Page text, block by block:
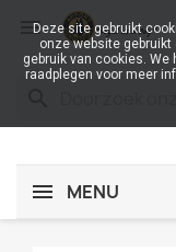

MENU
Deze site gebruikt
onze website
gebruik van cookies. We
raadplegen voor meer